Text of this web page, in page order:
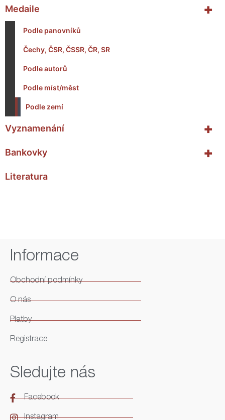
+
Medaile
Podle panovníků
Čechy, ČSR, ČSSR, ČR, SR
Podle autorů
Podle míst/měst
Podle zemí
+
Vyznamenání
+
Bankovky
Literatura
Informace
Obchodní podmínky
O nás
Platby
Registrace
Sledujte nás
Facebook
Instagram